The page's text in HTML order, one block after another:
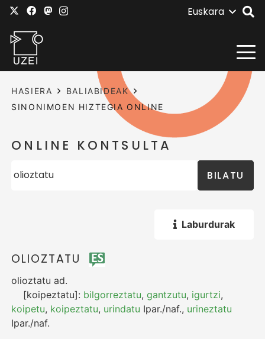
Euskara
HASIERA
BALIABIDEAK
SINONIMOEN HIZTEGIA ONLINE
ONLINE KONTSULTA
BILATU
Laburdurak
OLIOZTATU
olioztatu ad.
[koipeztatu]: bilgorreztatu,gantzutu, igurtzi,
koipetu, koipeztatu, urindatu Ipar./naf., urineztatu
Ipar./naf.